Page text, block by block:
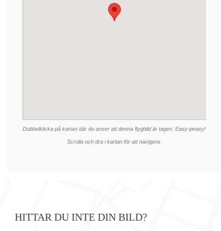
Dubbelklicka på kartan där du anser att denna flygbild är tagen. Easy-peasy!
Scrolla och dra i kartan för att navigera.
HITTAR DU INTE DIN BILD?